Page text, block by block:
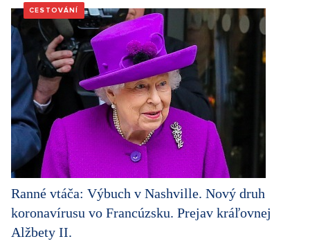
CESTOVÁNÍ
Ranné vtáča: Výbuch v Nashville. Nový druh
koronavírusu vo Francúzsku. Prejav kráľovnej
Alžbety II.